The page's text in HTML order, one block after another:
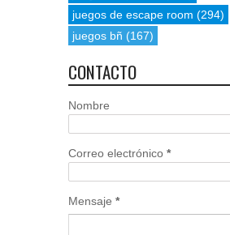
juegos de escape room (294)
juegos bñ (167)
CONTACTO
Nombre
Correo electrónico *
Mensaje *